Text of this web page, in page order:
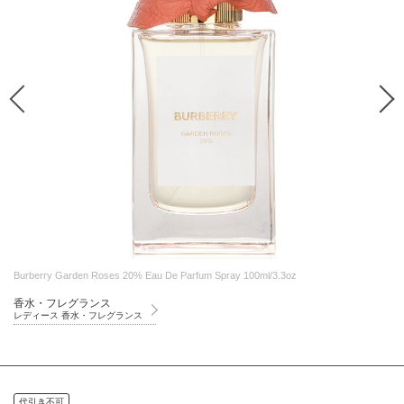
Burberry Garden Roses 20% Eau De Parfum Spray 100ml/3.3oz
香水・フレグランス
レディース 香水・フレグランス